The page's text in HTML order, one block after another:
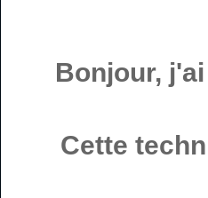
Bonjour,
Cette